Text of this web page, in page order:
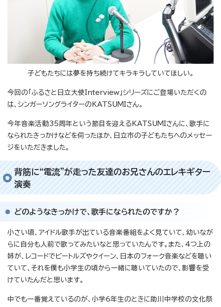
子どもたちには夢を持ち続けてキラキラしていてほしい。
今回の「ふるさと日立大使Interview」シリーズにご登場いただくの
は、シンガーソングライターのKATSUMIさん。
今年音楽活動35周年という節目を迎えるKATSUMIさんに、歌手に
なられたきっかけなどを伺ったほか、日立市の子どもたちへのメッセー
ジをいただきました。
背筋に“電流”が走った友達のお兄さんのエレキギター
演奏
どのようなきっかけで、歌手になられたのですか？
小さい頃、アイドル歌手が出ている音楽番組をよく見ていて、幼いなが
らに自分も人前で歌ってみたいなと思っていたんです。また、4つ上の
姉が、レコードでビートルズやクイーン、日本のフォーク音楽などを聴い
ていて、それを僕も小学生の頃から一緒に聴いていたので、影響を受
けていたんだと思います。
中でも一番覚えているのが、小学6年生のときに助川中学校の文化祭